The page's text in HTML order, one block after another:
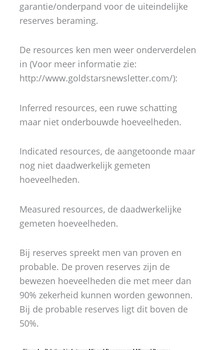
garantie/onderpand voor de uiteindelijke
reserves beraming.
De resources ken men weer onderverdelen
in (Voor meer informatie zie:
http://www.goldstarsnewsletter.com/):
Inferred resources, een ruwe schatting
maar niet onderbouwde hoeveelheden.
Indicated resources, de aangetoonde maar
nog niet daadwerkelijk gemeten
hoeveelheden.
Measured resources, de daadwerkelijke
gemeten hoeveelheden.
Bij reserves spreekt men van proven en
probable. De proven reserves zijn de
bewezen hoeveelheden die met meer dan
90% zekerheid kunnen worden gewonnen.
Bij de probable reserves ligt dit boven de
50%.